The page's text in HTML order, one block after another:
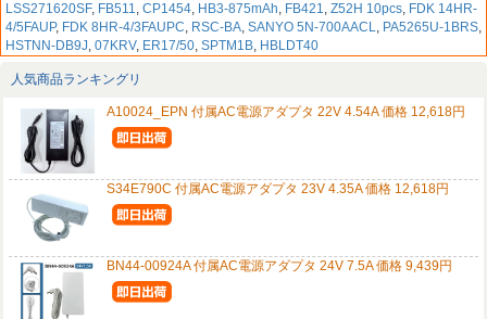
LSS271620SF, FB511, CP1454, HB3-875mAh, FB421, Z52H 10pcs, FDK 14HR-
4/5FAUP, FDK 8HR-4/3FAUPC, RSC-BA, SANYO 5N-700AACL, PA5265U-1BRS,
HSTNN-DB9J, 07KRV, ER17/50, SPTM1B, HBLDT40
人気商品ランキングリ
A10024_EPN 付属AC電源アダプタ 22V 4.54A 価格 12,618円
S34E790C 付属AC電源アダプタ 23V 4.35A 価格 12,618円
BN44-00924A 付属AC電源アダプタ 24V 7.5A 価格 9,439円